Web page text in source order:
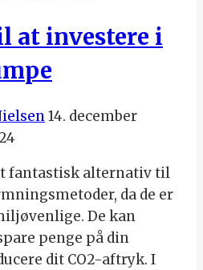
at investere i
14. december
fantastisk alternativ til
da de er
De kan
penge på din
dit CO2-aftryk. I